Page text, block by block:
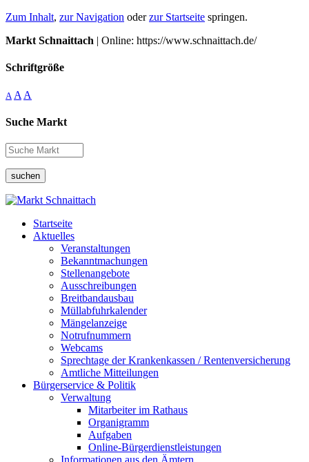
Zum Inhalt, zur Navigation oderzur Startseite springen.
Markt Schnaittach | Online: https://www.schnaittach.de/
Schriftgröße
A A A
Suche Markt
suchen
Startseite
Aktuelles
Veranstaltungen
Bekanntmachungen
Stellenangebote
Ausschreibungen
Breitbandausbau
Müllabfuhrkalender
Mängelanzeige
Notrufnummern
Webcams
Sprechtage der Krankenkassen / Rentenversicherung
Amtliche Mitteilungen
Bürgerservice & Politik
Verwaltung
Mitarbeiter im Rathaus
Organigramm
Aufgaben
Online-Bürgerdienstleistungen
Informationen aus den Ämtern